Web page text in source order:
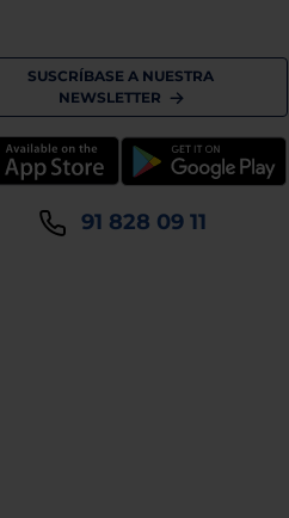
SUSCRÍBASE A NUESTRA
NEWSLETTER
91 828 09 11